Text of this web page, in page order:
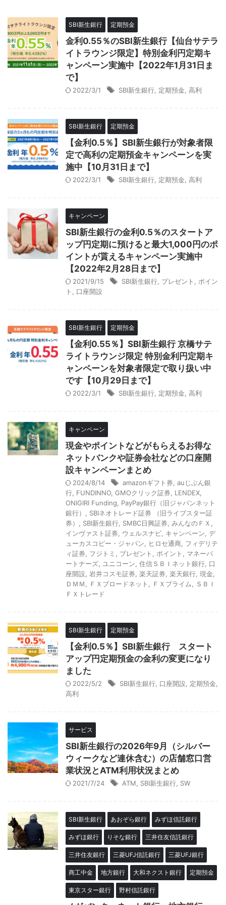
SBI新生銀行 定期預金
金利0.55％のSBI新生銀行【仙台サテラ
イトラウンジ限定】特別金利円定期キ
ャンペーン実施中【2022年1月31日ま
で】
2022/3/1 SBI新生銀行 定期預金 高利
SBI新生銀行 定期預金
【金利0.5％】SBI新生銀行が対象者限
定で高利の定期預金キャンペーンを実
施中【10月31日まで】
2022/3/1 SBI新生銀行 定期預金 高利
キャンペーン
SBI新生銀行の金利0.5％のスタートア
ップ円定期に預けると最大1,000円のポ
イントが貰えるキャンペーン実施中
【2022年2月28日まで】
2021/9/15 SBI新生銀行 プレゼント
ポイン
ト
口座開設
SBI新生銀行 定期預金
【金利0.55％】SBI新生銀行 京橋サテ
ライトラウンジ限定 特別金利円定期キ
ャンペーンを対象者限定で取り扱い中
です【10月29日まで】
2022/3/1 SBI新生銀行 定期預金 高利
キャンペーン
現金やポイントなどがもらえるお得な
ネットバンクや証券会社などの口座開
設キャンペーンまとめ
2024/8/14 amazonギフト券 auじぶん銀
行 FUNDINNO GMOクリック証券 LENDEX
ONIGIRI Funding
PayPay銀行（旧ジャパンネット
銀行）
SBIネオトレード証券 （旧ライブスター証
券）
SBI新生銀行 SMBC日興証券 みんなのＦＸ
インヴァスト証券
ウェルスナビ キャンペーン
デ
ューカスコピー・ジャパン
ヒロセ通商 フィデリテ
ィ証券
フジトミ プレゼント ポイント
マネーパ
ートナーズ
ユニコーン 住信ＳＢＩネット銀行 口
座開設 岩井コスモ証券 楽天証券 楽天銀行 現金
ＤＭＭ
ＦＸブロードネット ＦＸプライム
ＳＢＩ
ＦＸトレード
SBI新生銀行 定期預金
【金利0.5％】SBI新生銀行 スタート
アップ円定期預金の金利の変更になり
ました
2022/5/2 SBI新生銀行 口座開設 定期預金
高利
サービス
SBI新生銀行の2026年9月（シルバー
ウィークなど連休含む）の店舗窓口営
業状況とATM利用状況まとめ
2021/7/24 ATM SBI新生銀行 SW
SBI新生銀行 あおぞら銀行 みずほ信託銀行
みずほ銀行 りそな銀行 三井住友信託銀行
三井住友銀行 三菱UFJ信託銀行 三菱UFJ銀行
商工中金 地方銀行 大和ネクスト銀行 定期預金
東京スター銀行 野村信託銀行